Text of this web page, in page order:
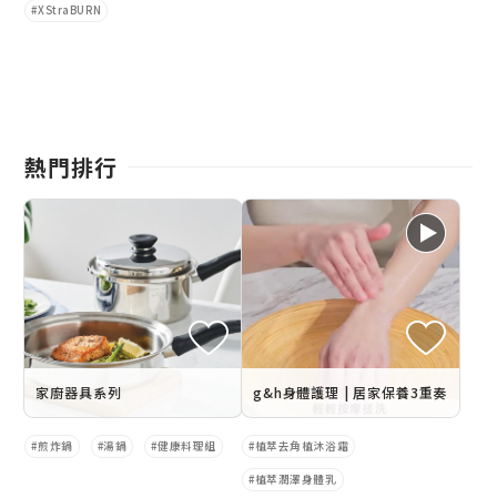
XStraBURN
熱門排行
家廚器具系列
煎炸鍋 湯鍋 健康料理組
g&h身體護理 | 居家保養3重奏
植萃去角植沐浴霜
植萃潤澤身體乳